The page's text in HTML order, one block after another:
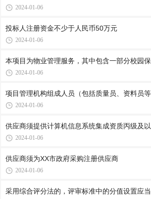
2024-01-06
投标人注册资金不少于人民币50万元
2024-01-06
本项目为物业管理服务，其中包含一部分校园
2024-01-06
项目管理机构组成人员（包括质量员、资料员
2024-01-06
供应商须提供计算机信息系统集成资质丙级及
2024-01-06
供应商须为XX市政府采购注册供应商
2024-01-06
采用综合评分法的，评审标准中的分值设置应